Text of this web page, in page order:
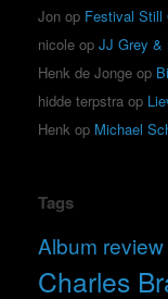
Jon op Festival Still
nicole op JJ Grey &
Henk de Jonge op
hidde terpstra op
Henk op Michael
Tags
Album review
Charles